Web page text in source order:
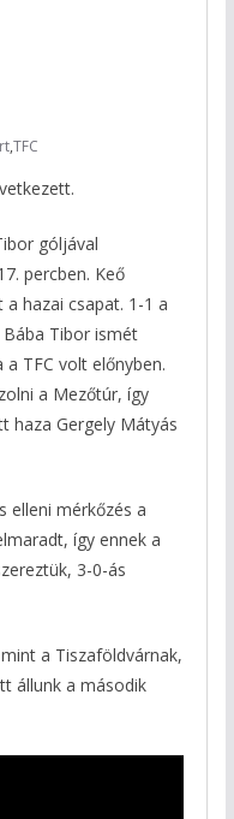
,TFC
góljával
percben. Keő
hazai csapat. 1-1 a
Tibor ismét
TFC volt előnyben.
a Mezőtúr, így
haza Gergely Mátyás
elleni mérkőzés a
így ennek a
3-0-ás
a Tiszaföldvárnak,
állunk a második